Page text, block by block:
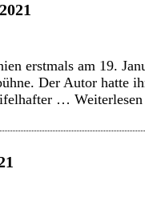
erstmals am 19.
Der Autor hatte
… Weiterlesen